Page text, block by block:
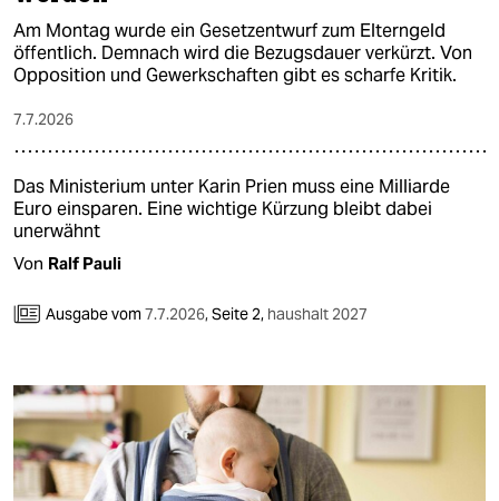
Am Montag wurde ein Gesetzentwurf zum Elterngeld
öffentlich. Demnach wird die Bezugsdauer verkürzt. Von
Opposition und Gewerkschaften gibt es scharfe Kritik.
7.7.2026
Das Ministerium unter Karin Prien muss eine Milliarde
Euro einsparen. Eine wichtige Kürzung bleibt dabei
unerwähnt
Von Ralf Pauli
Ausgabe vom7.7.2026,Seite 2, haushalt 2027